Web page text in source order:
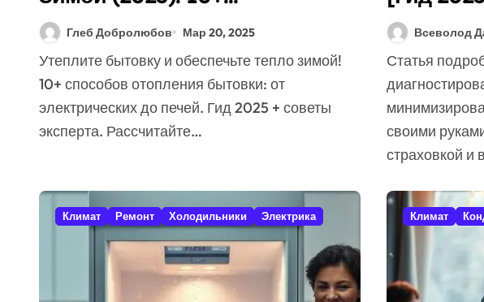
Способов [Гид +
Советы Эксперта]
Глеб Добролюбов Мар 20, 2025
Утеплите бытовку и обеспечьте тепло зимой!
10+ способов отопления бытовки: от
электрических до печей. Гид 2025 + советы
эксперта. Рассчитайте…
+
Всеволод
Статья подробно рассказывает, как
своими
страховкой и
Климат Ремонт Холодильники Электрика Климат